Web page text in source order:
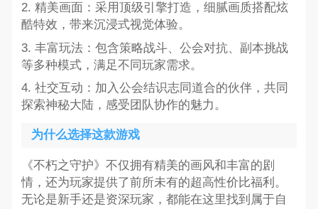
2. 精美画面：采用顶级引擎打造，细腻画质搭配炫
酷特效，带来沉浸式视觉体验。
3. 丰富玩法：包含策略战斗、公会对抗、副本挑战
等多种模式，满足不同玩家需求。
4. 社交互动：加入公会结识志同道合的伙伴，共同
探索神秘大陆，感受团队协作的魅力。
为什么选择这款游戏
《不朽之守护》不仅拥有精美的画风和丰富的剧
情，还为玩家提供了前所未有的超高性价比福利。
无论是新手还是资深玩家，都能在这里找到属于自